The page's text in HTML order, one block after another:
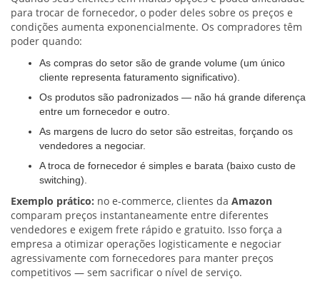
para trocar de fornecedor, o poder deles sobre os preços e
condições aumenta exponencialmente. Os compradores têm
poder quando:
As compras do setor são de grande volume (um único
cliente representa faturamento significativo).
Os produtos são padronizados — não há grande diferença
entre um fornecedor e outro.
As margens de lucro do setor são estreitas, forçando os
vendedores a negociar.
A troca de fornecedor é simples e barata (baixo custo de
switching).
Exemplo prático: no e-commerce, clientes da Amazon
comparam preços instantaneamente entre diferentes
vendedores e exigem frete rápido e gratuito. Isso força a
empresa a otimizar operações logisticamente e negociar
agressivamente com fornecedores para manter preços
competitivos — sem sacrificar o nível de serviço.